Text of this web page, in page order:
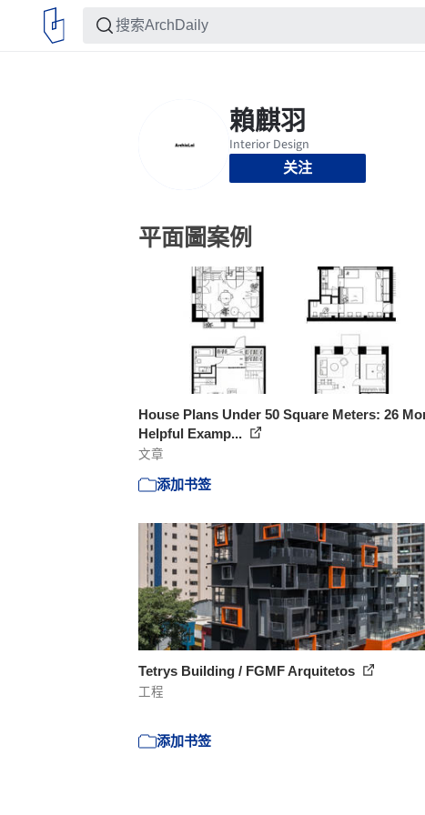
关注
平面圖案例
House Plans Under 50 Square Meters: 26
Helpful Examp...
文章
添加书签
Tetrys Building / FGMF Arquitetos
工程
添加书签